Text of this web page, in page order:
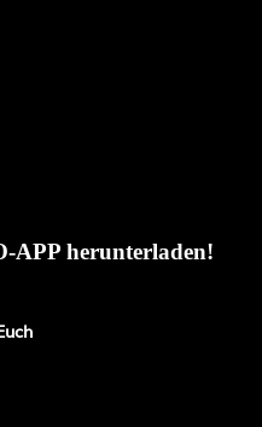
APP herunterladen!